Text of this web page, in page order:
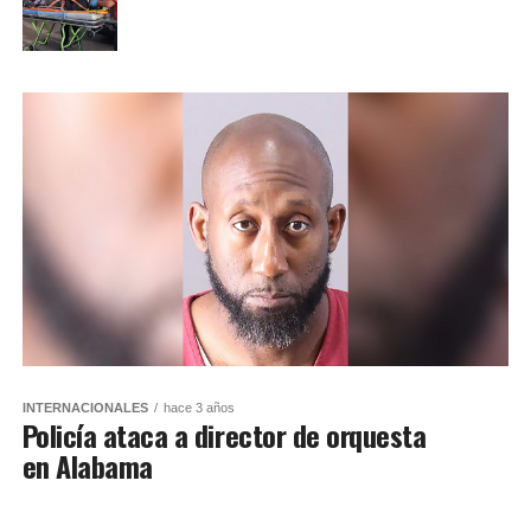
INTERNACIONALES hace 3 años
Policía ataca a director de orquesta
en Alabama